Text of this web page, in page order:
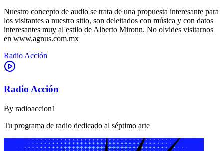
Nuestro concepto de audio se trata de una propuesta interesante para
los visitantes a nuestro sitio, son deleitados con música y con datos
interesantes muy al estilo de Alberto Mironn. No olvides visitarnos
en www.agnus.com.mx
Radio Acción
Radio Acción
By radioaccion1
Tu programa de radio dedicado al séptimo arte